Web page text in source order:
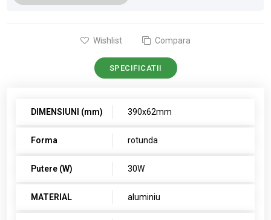
Wishlist Compara
SPECIFICATII
DIMENSIUNI (mm) 390x62mm
Forma rotunda
Putere (W) 30W
MATERIAL aluminiu